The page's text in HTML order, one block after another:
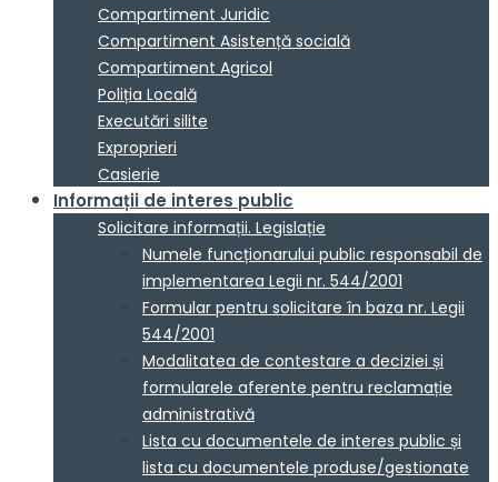
Compartiment Juridic
Compartiment Asistență socială
Compartiment Agricol
Poliția Locală
Executări silite
Exproprieri
Casierie
Informații de interes public
Solicitare informații. Legislație
Numele funcționarului public responsabil de
implementarea Legii nr. 544/2001
Formular pentru solicitare în baza nr. Legii
544/2001
Modalitatea de contestare a deciziei și
formularele aferente pentru reclamație
administrativă
Lista cu documentele de interes public și
lista cu documentele produse/gestionate